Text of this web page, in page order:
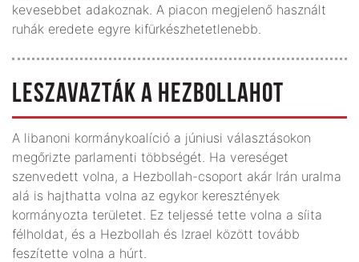
kevesebbet adakoznak. A piacon megjelenő használt
ruhák eredete egyre kifürkészhetetlenebb.
LESZAVAZTÁK A HEZBOLLAHOT
A libanoni kormánykoalíció a júniusi választásokon
megőrizte parlamenti többségét. Ha vereséget
szenvedett volna, a Hezbollah-csoport akár Irán uralma
alá is hajthatta volna az egykor keresztények
kormányozta területet. Ez teljessé tette volna a síita
félholdat, és a Hezbollah és Izrael között tovább
feszítette volna a húrt.